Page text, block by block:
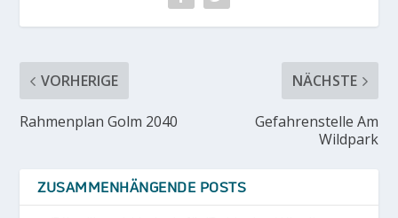
VORHERIGE
Rahmenplan Golm 2040
NÄCHSTE
Gefahrenstelle Am
Wildpark
ZUSAMMENHÄNGENDE POSTS